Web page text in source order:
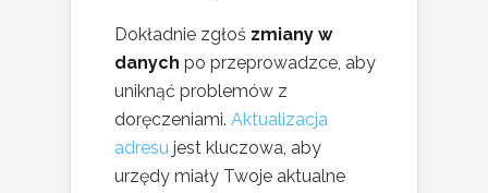
Dokładnie zgłoś zmiany w
danych po przeprowadzce, aby
uniknąć problemów z
doręczeniami. Aktualizacja
adresu jest kluczowa, aby
urzędy miały Twoje aktualne